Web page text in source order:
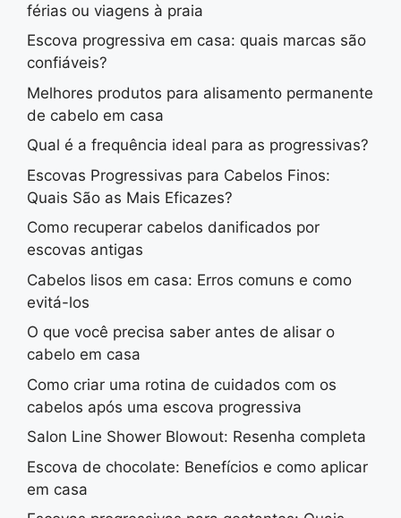
férias ou viagens à praia
Escova progressiva em casa: quais marcas são
confiáveis?
Melhores produtos para alisamento permanente
de cabelo em casa
Qual é a frequência ideal para as progressivas?
Escovas Progressivas para Cabelos Finos:
Quais São as Mais Eficazes?
Como recuperar cabelos danificados por
escovas antigas
Cabelos lisos em casa: Erros comuns e como
evitá-los
O que você precisa saber antes de alisar o
cabelo em casa
Como criar uma rotina de cuidados com os
cabelos após uma escova progressiva
Salon Line Shower Blowout: Resenha completa
Escova de chocolate: Benefícios e como aplicar
em casa